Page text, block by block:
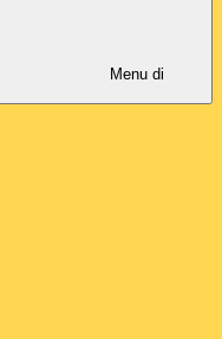
Menu di